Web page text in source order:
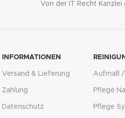
Von der IT Recht
INFORMATIONEN
Versand & Lieferung
Zahlung
Datenschutz
Aufmaß
Pflege
Pflege